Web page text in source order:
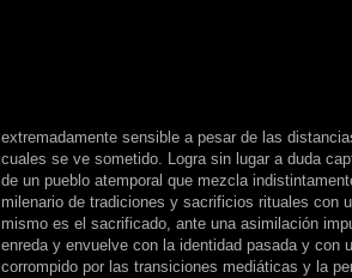
extremadamente sensible a pesar de las
cuales se ve sometido. Logra sin lugar a duda
de un pueblo atemporal que mezcla
milenario de tradiciones y sacrificios rituales con
mismo es el sacrificado, ante una asimilación
enreda y envuelve con la identidad pasada y con
corrompido por las transiciones mediáticas y la